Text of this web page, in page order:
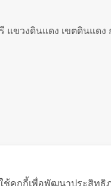
แขวงดินแดง เขตดินแดง
ใช้คุกกี้เพื่อพัฒนาประสิ